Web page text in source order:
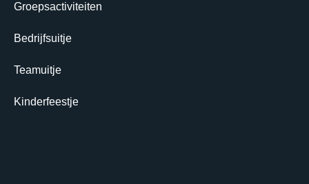
Groepsactiviteiten
Bedrijfsuitje
Teamuitje
Kinderfeestje